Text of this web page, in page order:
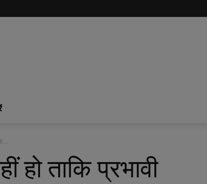
हो ताकि प्रभावी